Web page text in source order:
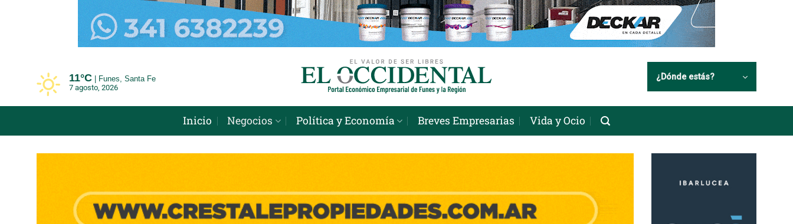
11°C
Funes, Santa Fe
7 agosto, 2026
¿Dónde estás?
Inicio Negocios Política y Economía Breves Empresarias Vida y Ocio